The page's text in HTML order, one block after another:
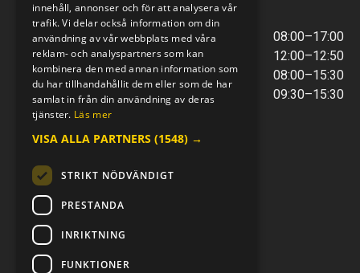
ÖPPETTIDER
Måndag - Torsdag
08:00–17:00
Lunchstängt
12:00–12:50
Fredagar
08:00–15:30
Telefontider
09:30–15:30
E-POST & TELEFON
verkstaden@mc-kompaniet.se
0500-44 01 00
Swish 123 226 1121
Kontantfri verksamhet
FÖLJ OSS
innehåll, annonser och för att analysera vår
trafik. Vi delar också information om din
användning av vår webbplats med våra
reklam- och analyspartners som kan
kombinera den med annan information som
du har tillhandahållit dem eller som de har
samlat in från din användning av deras
tjänster. Läs mer
VISA ALLA PARTNERS (1548) →
STRIKT NÖDVÄNDIGT
PRESTANDA
INRIKTNING
FUNKTIONER